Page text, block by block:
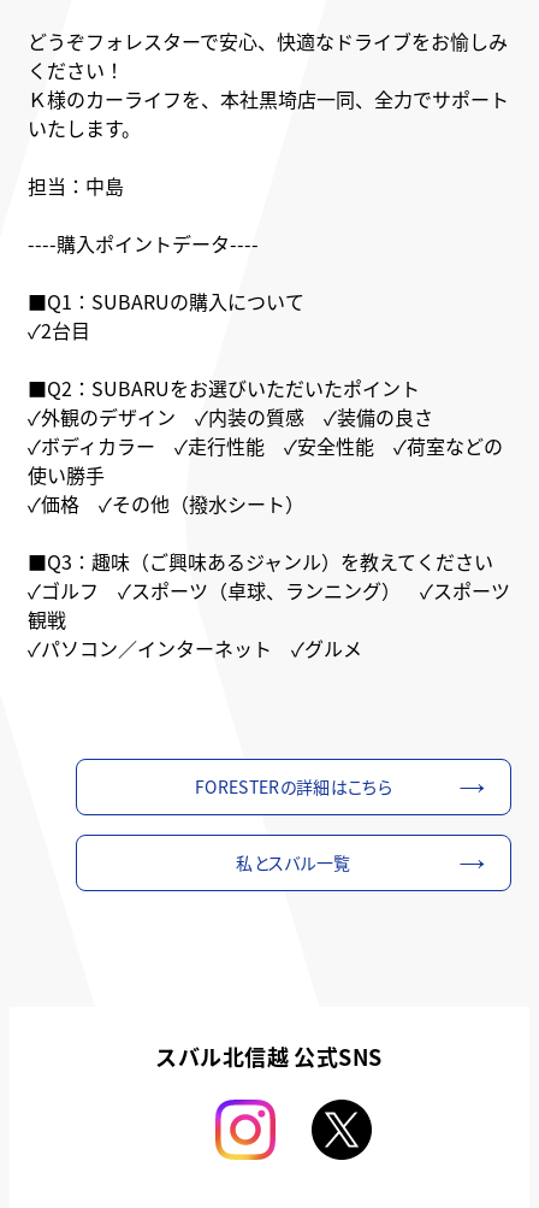
どうぞフォレスターで安心、快適なドライブをお愉しみ
ください！
Ｋ様のカーライフを、本社黒埼店一同、全力でサポート
いたします。
担当：中島
----購入ポイントデータ----
■Q1：SUBARUの購入について
✓2台目
■Q2：SUBARUをお選びいただいたポイント
✓外観のデザイン ✓内装の質感 ✓装備の良さ
✓ボディカラー ✓走行性能 ✓安全性能 ✓荷室などの
使い勝手
✓価格 ✓その他（撥水シート）
■Q3：趣味（ご興味あるジャンル）を教えてください
✓ゴルフ ✓スポーツ（卓球、ランニング） ✓スポーツ
観戦
✓パソコン／インターネット ✓グルメ
FORESTERの詳細はこちら
私とスバル一覧
スバル北信越 公式SNS